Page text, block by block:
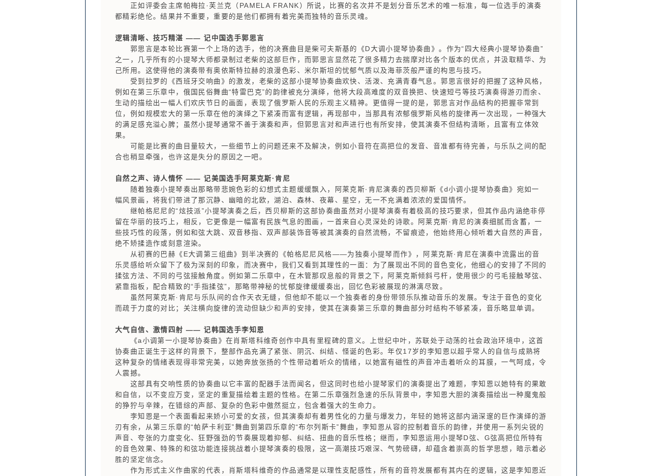
正如评委会主席帕梅拉·芙兰克（PAMELA FRANK）所说，比赛的名次并不是划分音乐艺术的唯一标准，每一位选手的演奏
都精彩绝伦。结果并不重要，重要的是他们都拥有着完美而独特的音乐灵魂。
逻辑清晰、技巧精湛 —— 记中国选手郭思言
郭思言是本轮比赛第一个上场的选手，他的决赛曲目是柴可夫斯基的《D大调小提琴协奏曲》。作为“四大经典小提琴协奏曲”
之一，几乎所有的小提琴大师都录制过老柴的这部巨作，而郭思言显然花了很多精力去揣摩对比各个版本的优点，并汲取精华、为
己所用。这使得他的演奏带有奥依斯特拉赫的浪漫色彩、米尔斯坦的忧郁气质以及海菲茨般严谨的构思与技巧。
受到拉罗的《西班牙交响曲》的激发，老柴的这部小提琴协奏曲欢快、活泼、充满青春气息。郭思言很好的把握了这种风格，
例如在第三乐章中，俄国民俗舞曲“特雷巴克”的韵律被充分演绎，他将大段高难度的双音换把、快速短弓等技巧演奏得游刃而余、
生动的描绘出一幅人们欢庆节日的画面，表现了俄罗斯人民的乐观主义精神。更值得一提的是，郭思言对作品结构的把握非常到
位，例如规模宏大的第一乐章在他的演绎之下紧凑而富有逻辑，再现部中，当那具有浓郁俄罗斯风格的旋律再一次出现，一种强大
的满足感充溢心脾；虽然小提琴通常不善于演奏和声，但郭思言对和声进行也有所安排，使其演奏不但结构清晰，且富有立体效
果。
可能是比赛的曲目量较大，一些细节上的问题还来不及解决，例如小音符在高把位的发音、音准都有待完善，与乐队之间的配
合也稍显牵强，也许这是失分的原因之一吧。
自然之声、诗人情怀 —— 记美国选手阿莱克斯·肯尼
随着独奏小提琴奏出那略带悲婉色彩的幻想式主题缓缓飘入，阿莱克斯·肯尼演奏的西贝柳斯《d小调小提琴协奏曲》宛如一
幅风景画，将我们带进了那沉静、幽暗的北欧，湖泊、森林、夜幕、星空，无一不充满着浓浓的爱国情怀。
继帕格尼尼的“炫技派”小提琴演奏之后，西贝柳斯的这部协奏曲虽然对小提琴演奏有着极高的技巧要求，但其作品内涵绝非停
留在华丽的技巧上，相反，它更像是一幅富有民族气息的图画，一首来自心灵深处的诗歌。阿莱克斯·肯尼的演奏细腻而含蓄，一
些技巧性的段落，例如和弦大跳、双音移指、双声部装饰音等被其演奏的自然流畅，不留痕迹，他始终用心倾听着大自然的声音，
绝不矫揉造作或刻意渲染。
从初赛的巴赫《E大调第三组曲》到半决赛的《帕格尼尼风格——为独奏小提琴而作》，阿莱克斯·肯尼在演奏中流露出的音
乐灵感给听众留下了极为深刻的印象，而决赛中，我们又看到其理性的一面：为了展现出不同的音色变化，他细心的安排了不同的
揉弦方法、不同的弓弦接触角度。例如第二乐章中，在木管那叹息般的背景之下，阿莱克斯倾斜弓杆，使用很少的弓毛接触琴弦、
紧靠指板，配合精致的“手指揉弦”，那略带神秘的忧郁旋律缓缓奏出，回忆色彩被展现的淋漓尽致。
虽然阿莱克斯·肯尼与乐队间的合作天衣无缝，但他却不能以一个独奏者的身份带领乐队推动音乐的发展。专注于音色的变化
而疏于力度的对比；关注横向旋律的流动但缺少和声的安排，使其在演奏第三乐章的舞曲部分时结构不够紧凑，音乐略显单调。
大气自信、激情四射 —— 记韩国选手李知恩
《a小调第一小提琴协奏曲》在肖斯塔科维奇创作中具有里程碑的意义。上世纪中叶，苏联处于动荡的社会政治环境中，这首
协奏曲正诞生于这样的背景下，整部作品充满了紧张、阴沉、纠结、怪诞的色彩。年仅17岁的李知恩以超乎常人的自信与成熟将
这种复杂的情绪表现得非常完美，以她奔放张扬的个性带动着听众的情绪，以她富有磁性的声音冲击着听众的耳膜，一气呵成，令
人震撼。
这部具有交响性质的协奏曲以它丰富的配器手法而闻名，但这同时也给小提琴家们的演奏提出了难题，李知恩以她特有的果敢
和自信，以不变应万变，坚定的重复描绘着主题的性格。在第二乐章强烈急速的乐队背景中，李知恩大胆的演奏描绘出一种魔鬼般
的狰狞与辛辣，在错综的声部、复杂的色彩中傲然挺立，包含着强大的生命力。
李知恩是一个表面看起来娇小可爱的女孩，但其演奏却有着男性化的力量与爆发力，年轻的她将这部内涵深邃的巨作演绎的游
刃有余，从第三乐章的“帕萨卡利亚”舞曲到第四乐章的“布尔列斯卡”舞曲，李知恩从容的控制着音乐的韵律，并使用一系列尖锐的
声音、夸张的力度变化、狂野强劲的节奏展现着抑郁、纠结、扭曲的音乐性格；继而，李知恩运用小提琴D弦、G弦高把位所特有
的音色效果、特殊的和弦功能连接挑战着小提琴演奏的极限，这一高潮技巧艰深、气势磅礴，却蕴含着崇高的哲学思想，暗示着必
胜的坚定信念。
作为形式主义作曲家的代表，肖斯塔科维奇的作品通常是以理性支配感性，所有的音符发展都有其内在的逻辑，这是李知恩近